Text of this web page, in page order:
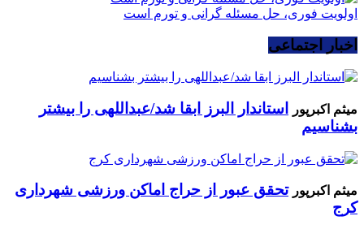
اولویت فوری، حل مسئله گرانی و تورم است
اخبار اجتماعی
میثم اکبرپور
استاندار البرز ابقا شد/عبداللهی را بیشتر
بشناسیم
میثم اکبرپور تحقق عبور از حراج اماکن ورزشی شهرداری
کرج